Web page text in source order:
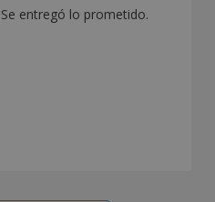
entregó lo prometido.